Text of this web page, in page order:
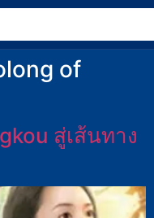
of
สู่เส้นทาง